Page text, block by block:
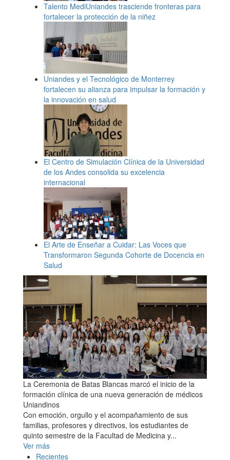
Talento MediUniandes trasciende fronteras para
fortalecer la protección de la niñez
Uniandes y el Tecnológico de Monterrey
fortalecen su alianza para impulsar la formación y
la innovación en salud
El Centro de Simulación Clínica de la Universidad
de los Andes consolida su excelencia
internacional
El Arte de Enseñar a Cuidar: Las Voces que
Transformaron Segunda Cohorte de Docencia en
Salud
La Ceremonia de Batas Blancas marcó el inicio de la
formación clínica de una nueva generación de médicos
Uniandinos
Con emoción, orgullo y el acompañamiento de sus
familias, profesores y directivos, los estudiantes de
quinto semestre de la Facultad de Medicina y...
Ver más
Recientes